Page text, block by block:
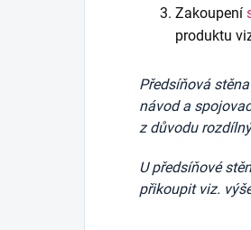
Zakoupení
produktu
Předsíňová
návod a
z důvodu
U předsíňové
přikoupit viz.